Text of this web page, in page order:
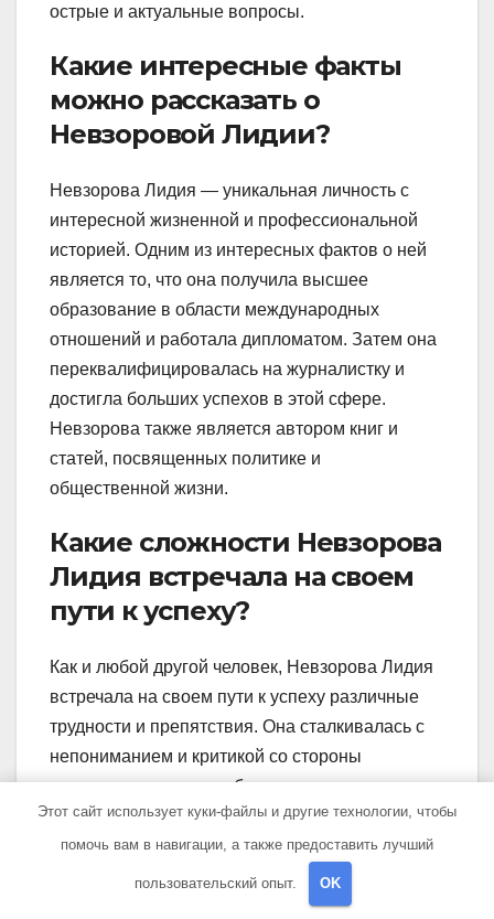
острые и актуальные вопросы.
Какие интересные факты
можно рассказать о
Невзоровой Лидии?
Невзорова Лидия — уникальная личность с
интересной жизненной и профессиональной
историей. Одним из интересных фактов о ней
является то, что она получила высшее
образование в области международных
отношений и работала дипломатом. Затем она
переквалифицировалась на журналистку и
достигла больших успехов в этой сфере.
Невзорова также является автором книг и
статей, посвященных политике и
общественной жизни.
Какие сложности Невзорова
Лидия встречала на своем
пути к успеху?
Как и любой другой человек, Невзорова Лидия
встречала на своем пути к успеху различные
трудности и препятствия. Она сталкивалась с
непониманием и критикой со стороны
определенных групп общества, которые не
разделяли ее взгляды и методы работы.
Однако благодаря своей настойчивости и
профессионализму она преодолела все
трудности и достигла высоких результатов.
Этот сайт использует куки-файлы и другие технологии, чтобы
помочь вам в навигации, а также предоставить лучший
пользовательский опыт. OK